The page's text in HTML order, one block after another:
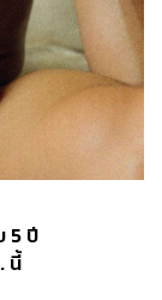
5 ปี
นี้